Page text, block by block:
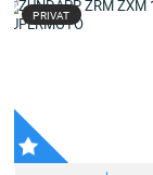
PRIVAT